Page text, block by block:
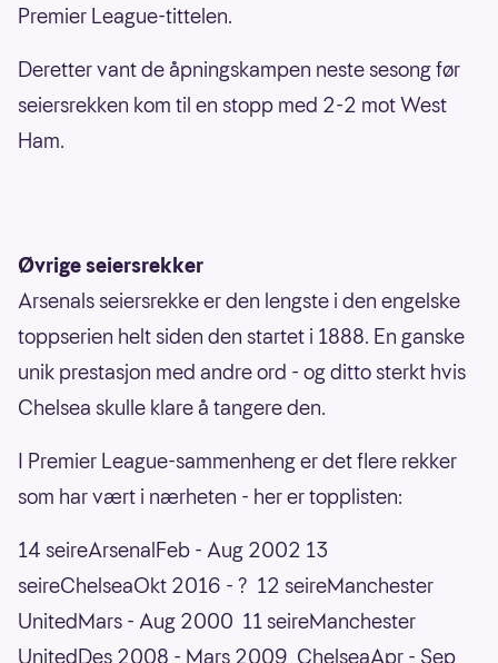
Premier League-tittelen.
Deretter vant de åpningskampen neste sesong før
seiersrekken kom til en stopp med 2-2 mot West
Ham.
Øvrige seiersrekker
Arsenals seiersrekke er den lengste i den engelske
toppserien helt siden den startet i 1888. En ganske
unik prestasjon med andre ord - og ditto sterkt hvis
Chelsea skulle klare å tangere den.
I Premier League-sammenheng er det flere rekker
som har vært i nærheten - her er topplisten:
14 seireArsenalFeb - Aug 2002 13
seireChelseaOkt 2016 - ? 12 seireManchester
UnitedMars - Aug 2000 11 seireManchester
UnitedDes 2008 - Mars 2009 ChelseaApr - Sep